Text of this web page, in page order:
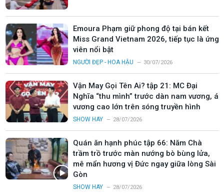
Emoura Phạm giữ phong độ tại bán kết
Miss Grand Vietnam 2026, tiếp tục là ứng
viên nổi bật
NGƯỜI ĐẸP - HOA HẬU 30/07/2026
Vận May Gọi Tên Ai? tập 21: MC Đại
Nghĩa “thu mình” trước dàn nam vương, á
vương cao lớn trên sóng truyền hình
SHOW HAY 28/07/2026
Quán ăn hạnh phúc tập 66: Năm Chà
trầm trồ trước màn nướng bò bùng lửa,
mê mẩn hương vị Đức ngay giữa lòng Sài
Gòn
SHOW HAY 28/07/2026